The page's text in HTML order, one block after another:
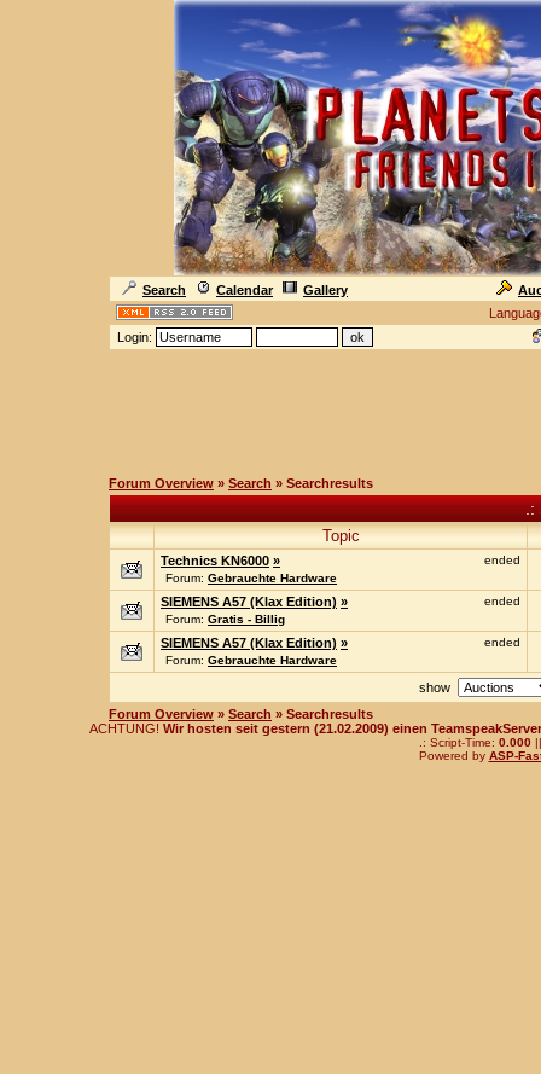
Search Calendar Gallery
Login:
Forum Overview » Search » Searchresults
.:
Topic
ended
Technics KN6000 »
Forum: Gebrauchte Hardware
ended
SIEMENS A57 (Klax Edition) »
Forum: Gratis - Billig
ended
SIEMENS A57 (Klax Edition) »
Forum: Gebrauchte Hardware
show
Forum Overview » Search » Searchresults
ACHTUNG! Wir hosten seit gestern (21.02.2009) einen
.: Script-Time: 0.000||
Powered by ASP-